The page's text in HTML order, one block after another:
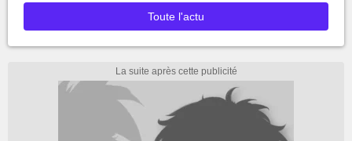
Toute l'actu